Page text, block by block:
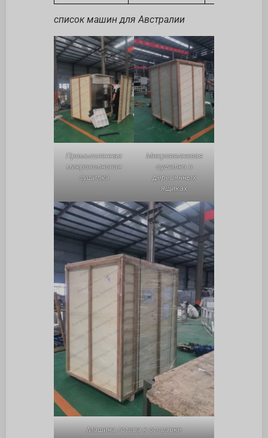
список машин для Австралии
Промышленная
микроволновая
сушилка
Микроволновая
сушилка в
деревянных
ящиках
Машина готова к отправке